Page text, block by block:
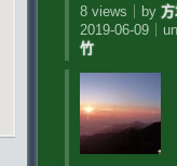
8 views by
2019-06-09｜
竹